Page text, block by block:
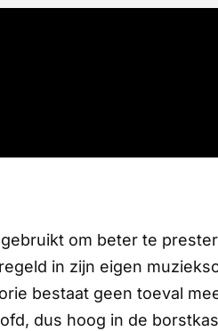
om beter te
in zijn eigen
bestaat geen toeval
dus hoog in de